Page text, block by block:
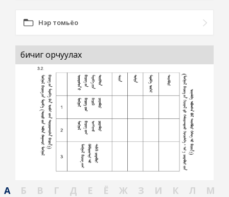
Нэр томьёо
бичиг орчуулах
А Б В Г Д Е Ё Ж З И К Л
М